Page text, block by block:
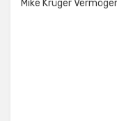
Mike Krüger